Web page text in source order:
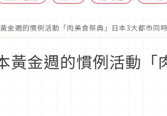
金週的慣例活動「肉美食祭典」日本3大都市同
黃金週的慣例活動